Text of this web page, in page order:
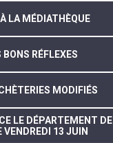
LA MÉDIATHÈQUE
RÉFLEXES
MODIFIÉS
LE DÉPARTEMENT DE
VENDREDI 13 JUIN